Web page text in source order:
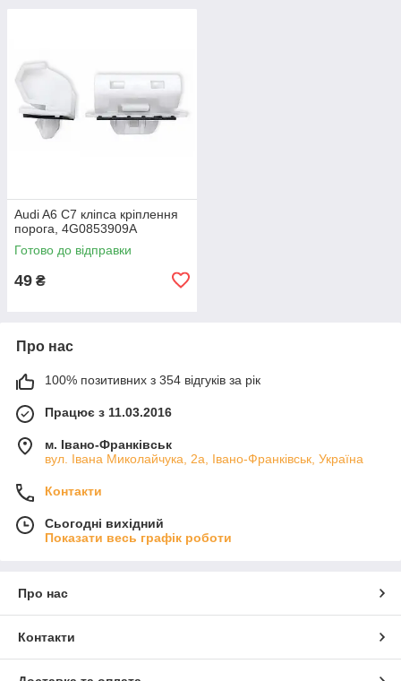
Audi A6 C7 кліпса кріплення
порога, 4G0853909A
Готово до відправки
49 ₴
Про нас
100% позитивних з 354 відгуків за рік
Працює з 11.03.2016
м. Івано-Франківськ
вул. Івана Миколайчука, 2а, Івано-Франківськ, Україна
Контакти
Сьогодні вихідний
Показати весь графік роботи
Про нас
Контакти